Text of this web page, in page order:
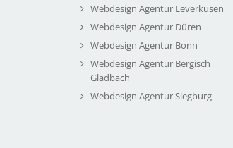
Webdesign Agentur Leverkusen
Webdesign Agentur Düren
Webdesign Agentur Bonn
Webdesign Agentur Bergisch
Gladbach
Webdesign Agentur Siegburg